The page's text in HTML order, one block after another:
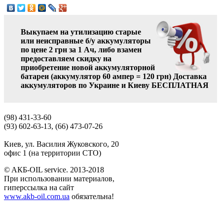
Выкупаем на утилизацию старые
или неисправные б/у аккумуляторы
по цене 2 грн за 1 Ач, либо взамен
предоставляем скидку на
приобретение новой аккумуляторной
батареи (аккумулятор 60 ампер = 120 грн) Доставка
аккумуляторов по Украине и Киеву БЕСПЛАТНАЯ
(98) 431-33-60
(93) 602-63-13, (66) 473-07-26
Киев, ул. Василия Жуковского, 20
офис 1 (на территории СТО)
© AКБ-OIL service. 2013-2018
При использовании материалов,
гиперссылка на сайт
www.akb-oil.com.ua обязательна!